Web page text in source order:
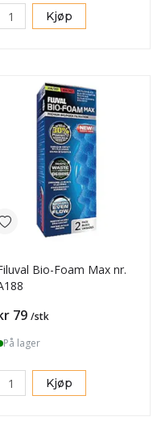
Kjøp
Bio-Foam Max nr.
79 /stk
På lager
Kjøp